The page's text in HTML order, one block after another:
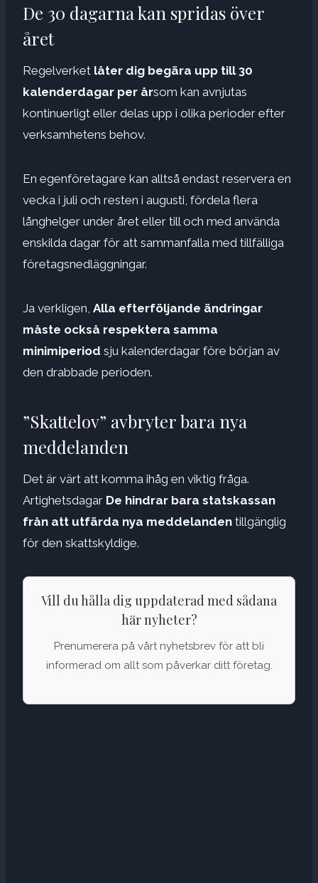
De 30 dagarna kan spridas över
året
Regelverket låter dig begära upp till 30
kalenderdagar per årsom kan avnjutas
kontinuerligt eller delas upp i olika perioder efter
verksamhetens behov.
En egenföretagare kan alltså endast reservera en
vecka i juli och resten i augusti, fördela flera
långhelger under året eller till och med använda
enskilda dagar för att sammanfalla med tillfälliga
företagsnedläggningar.
Ja verkligen, Alla efterföljande ändringar
måste också respektera samma
minimiperiod sju kalenderdagar före början av
den drabbade perioden.
”Skattelov” avbryter bara nya
meddelanden
Det är värt att komma ihåg en viktig fråga.
Artighetsdagar De hindrar bara statskassan
från att utfärda nya meddelanden tillgänglig
för den skattskyldige.
Vill du hålla dig uppdaterad med sådana
här nyheter?
Prenumerera på vårt nyhetsbrev för att bli
informerad om allt som påverkar ditt företag.